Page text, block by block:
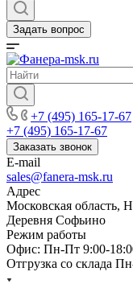
Задать вопрос
+7 (495) 165-17-67
+7 (495) 165-17-67
Заказать звонок
E-mail
sales@fanera-msk.ru
Адрес
Московская область,
Деревня Софьино
Режим работы
Офис: Пн-Пт 9:00-
Отгрузка со склада